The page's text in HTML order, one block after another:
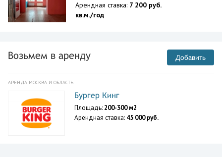
Арендная ставка: 7 200 руб.
кв.м./год
Возьмем в аренду Добавить
АРЕНДА МОСКВА И ОБЛАСТЬ
Бургер Кинг
Площадь: 200-300 м2
Арендная ставка: 45 000 руб.